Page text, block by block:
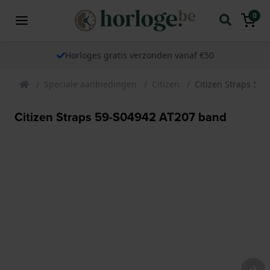
0
Horloges gratis verzonden vanaf €50
Speciale aanbiedingen Citizen Citizen Straps 59-
Citizen Straps 59-S04942 AT207 band